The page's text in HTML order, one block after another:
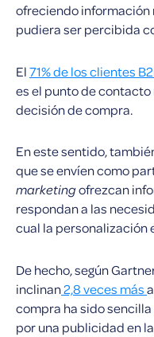
ofreciendo información
pudiera ser percibida
El71% de los clientes
es el punto de
decisión de compra.
En este sentido,
que se envíen como
marketingofrezcan
respondan a las
cual la personalización
De hecho, según
inclinan2,8 veces más
compra ha sido
por una publicidad en